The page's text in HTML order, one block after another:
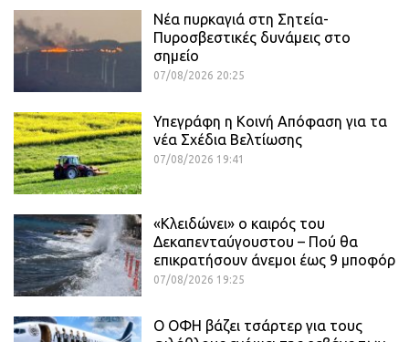
Νέα πυρκαγιά στη Σητεία-
Πυροσβεστικές δυνάμεις στο
σημείο
07/08/2026 20:25
Υπεγράφη η Κοινή Απόφαση για τα
νέα Σχέδια Βελτίωσης
07/08/2026 19:41
«Κλειδώνει» ο καιρός του
Δεκαπενταύγουστου – Πού θα
επικρατήσουν άνεμοι έως 9 μποφόρ
07/08/2026 19:25
Ο ΟΦΗ βάζει τσάρτερ για τους